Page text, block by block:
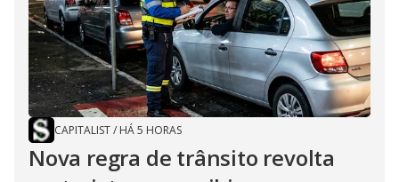
CAPITALIST/ HÁ 5 HORAS
Nova regra de trânsito revolta